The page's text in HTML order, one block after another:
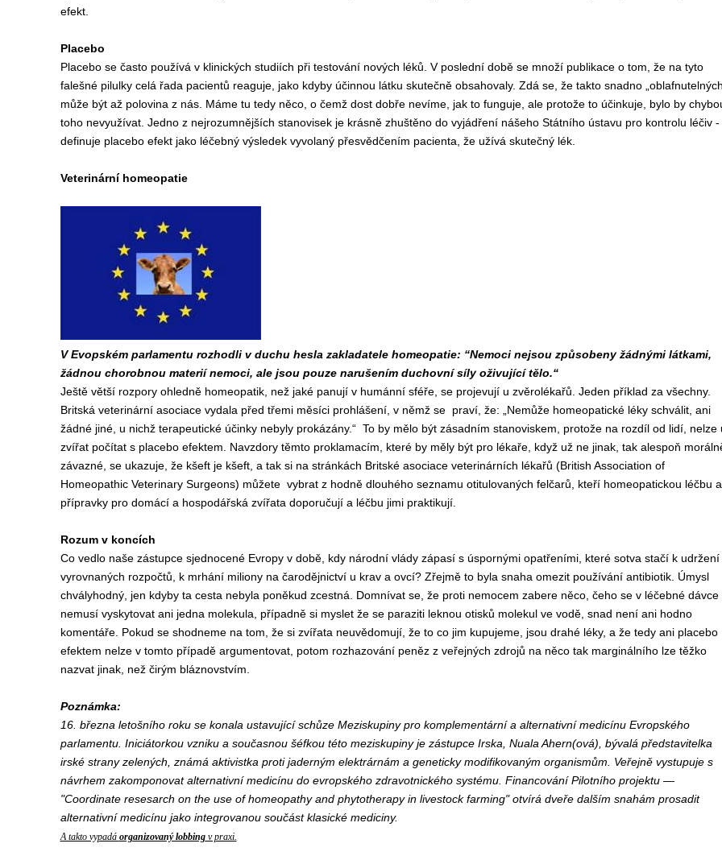
efekt.
Placebo
Placebo se často používá v klinických studiích při testování nových léků. V poslední době se množí publikace o tom, že na tyto
falešné pilulky celá řada pacientů reaguje, jako kdyby účinnou látku skutečně obsahovaly. Zdá se, že takto snadno
může být až polovina z nás. Máme tu tedy něco, o čemž dost dobře nevíme, jak to funguje, ale protože to účinkuje, bylo by
toho nevyužívat. Jedno z nejrozumnějších stanovisek je krásně zhuštěno do vyjádření nášeho Státního ústavu pro kontrolu léčiv -
definuje placebo efekt jako léčebný výsledek vyvolaný přesvědčením pacienta, že užívá skutečný lék.
Veterinární homeopatie
V Evopském parlamentu rozhodli v duchu hesla zakladatele homeopatie: “Nemoci nejsou způsobeny žádnými látkami,
žádnou chorobnou materií nemoci, ale jsou pouze narušením duchovní síly oživující tělo.“
Ještě větší rozpory ohledně homeopatik, než jaké panují v humánní sféře, se projevují u zvěrolékařů. Jeden příklad za všechny.
Britská veterinární asociace vydala před třemi měsíci prohlášení, v němž se praví, že: „Nemůže homeopatické léky schválit, ani
žádné jiné, u nichž terapeutické účinky nebyly prokázány.“ To by mělo být zásadním stanoviskem, protože na rozdíl od lidí, nelze
zvířat počítat s placebo efektem. Navzdory těmto proklamacím, které by měly být pro lékaře, když už ne jinak, tak alespoň
závazné, se ukazuje, že kšeft je kšeft, a tak si na stránkách Britské asociace veterinárních lékařů (British Association of
Homeopathic Veterinary Surgeons) můžete vybrat z hodně dlouhého seznamu otitulovaných felčarů, kteří homeopatickou léčbu a
přípravky pro domácí a hospodářská zvířata doporučují a léčbu jimi praktikují.
Rozum v koncích
Co vedlo naše zástupce sjednocené Evropy v době, kdy národní vlády zápasí s úspornými opatřeními, které sotva stačí k udržení
vyrovnaných rozpočtů, k mrhání miliony na čarodějnictví u krav a ovcí? Zřejmě to byla snaha omezit používání antibiotik. Úmysl
chvályhodný, jen kdyby ta cesta nebyla poněkud zcestná. Domnívat se, že proti nemocem zabere něco, čeho se v léčebné dávce
nemusí vyskytovat ani jedna molekula, případně si myslet že se paraziti leknou otisků molekul ve vodě, snad není ani hodno
komentáře. Pokud se shodneme na tom, že si zvířata neuvědomují, že to co jim kupujeme, jsou drahé léky, a že tedy ani placebo
efektem nelze v tomto případě argumentovat, potom rozhazování peněz z veřejných zdrojů na něco tak marginálního lze těžko
nazvat jinak, než čirým bláznovstvím.
Poznámka:
16. března letošního roku se konala ustavující schůze Meziskupiny pro komplementární a alternativní medicínu Evropského
parlamentu. Iniciátorkou vzniku a současnou šéfkou této meziskupiny je zástupce Irska, Nuala Ahern(ová), bývalá představitelka
irské strany zelených, známá aktivistka proti jaderným elektrárnám a geneticky modifikovaným organismům. Veřejně vystupuje s
návrhem zakomponovat alternativní medicínu do evropského zdravotnického systému. Financování Pilotního projektu —
"Coordinate resesarch on the use of homeopathy and phytotherapy in livestock farming" otvírá dveře dalším snahám prosadit
alternativní medicínu jako integrovanou součást klasické mediciny.
A takto vypadá organizovaný lobbingv praxi.